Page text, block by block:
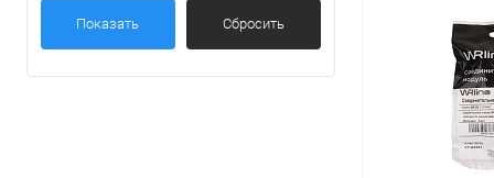
Показать Сбросить